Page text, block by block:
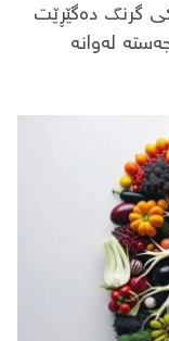
گرنگ دەگێڕێت
لەوانە